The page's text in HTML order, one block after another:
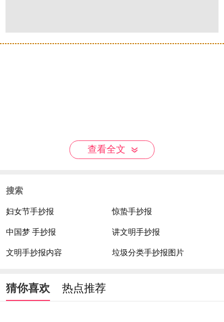
查看全文
搜索
妇女节手抄报 惊蛰手抄报
中国梦 手抄报 讲文明手抄报
文明手抄报内容 垃圾分类手抄报图片
猜你喜欢 热点推荐